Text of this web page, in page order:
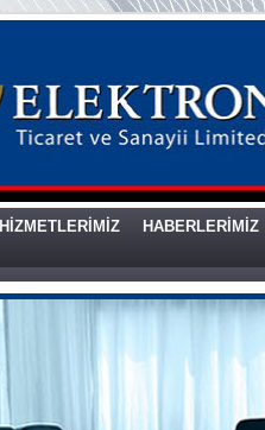
HİZMETLERİMİZ HABERLERİMİZ